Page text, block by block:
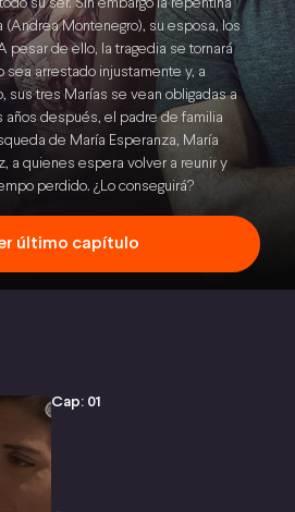
su ser. Sin embargo la repentina
(Andrea Montenegro), su esposa, los
pesar de ello, la tragedia se tornará
sea arrestado injustamente y, a
sus tres Marías se vean obligadas a
años después, el padre de familia
de María Esperanza, María
a quienes espera volver a reunir y
perdido. ¿Lo conseguirá?
último capítulo
Cap: 01